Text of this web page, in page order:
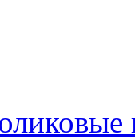
метизы, техника,